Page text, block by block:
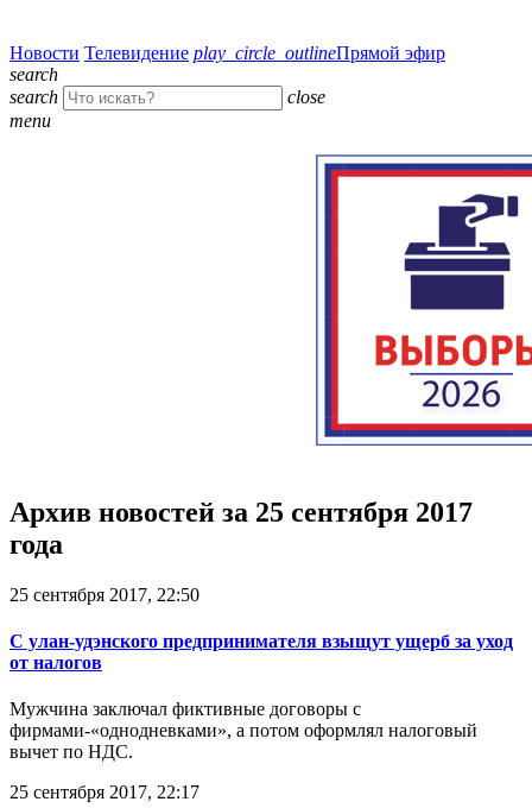
Новости Телевидение play_circle_outlineПрямой эфир
search
search
close
menu
Архив новостей за 25 сентября 2017
года
25 сентября 2017, 22:50
С улан-удэнского предпринимателя взыщут ущерб за уход
от налогов
Мужчина заключал фиктивные договоры с
фирмами-«однодневками», а потом оформлял налоговый
вычет по НДС.
25 сентября 2017, 22:17